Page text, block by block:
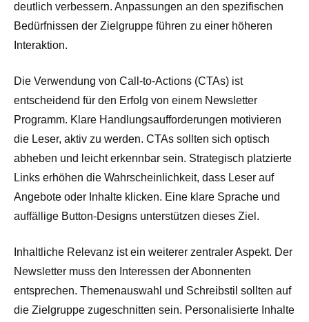
deutlich verbessern. Anpassungen an den spezifischen
Bedürfnissen der Zielgruppe führen zu einer höheren
Interaktion.
Die Verwendung von Call-to-Actions (CTAs) ist
entscheidend für den Erfolg von einem Newsletter
Programm. Klare Handlungsaufforderungen motivieren
die Leser, aktiv zu werden. CTAs sollten sich optisch
abheben und leicht erkennbar sein. Strategisch platzierte
Links erhöhen die Wahrscheinlichkeit, dass Leser auf
Angebote oder Inhalte klicken. Eine klare Sprache und
auffällige Button-Designs unterstützen dieses Ziel.
Inhaltliche Relevanz ist ein weiterer zentraler Aspekt. Der
Newsletter muss den Interessen der Abonnenten
entsprechen. Themenauswahl und Schreibstil sollten auf
die Zielgruppe zugeschnitten sein. Personalisierte Inhalte